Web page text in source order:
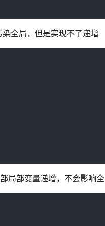
全局，但是实现不了递增
局部变量递增，不会影响全